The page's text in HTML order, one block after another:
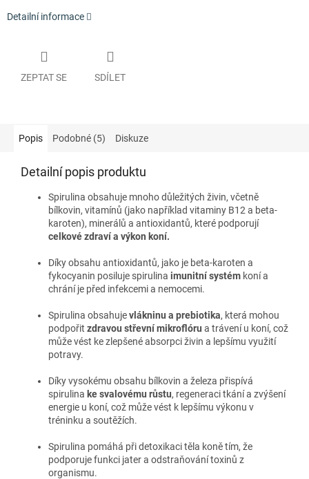
Detailní informace
ZEPTAT SE SDÍLET
Popis Podobné (5) Diskuze
Detailní popis produktu
Spirulina obsahuje mnoho důležitých živin, včetně
bílkovin, vitamínů (jako například vitaminy B12 a beta-
karoten), minerálů a antioxidantů, které podporují
celkové zdraví a výkon koní.
Díky obsahu antioxidantů, jako je beta-karoten a
fykocyanin posiluje spirulina imunitní systém koní a
chrání je před infekcemi a nemocemi.
Spirulina obsahujevlákninu a prebiotika, která mohou
podpořit zdravou střevní mikroflóru a trávení u koní, což
může vést ke zlepšené absorpci živin a lepšímu využití
potravy.
Díky vysokému obsahu bílkovin a železa přispívá
spirulina ke svalovému růstu, regeneraci tkání a zvýšení
energie u koní, což může vést k lepšímu výkonu v
tréninku a soutěžích.
Spirulina pomáhá při detoxikaci těla koně tím, že
podporuje funkci jater a odstraňování toxinů z
organismu.